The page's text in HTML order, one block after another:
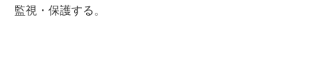
監視・保護する。